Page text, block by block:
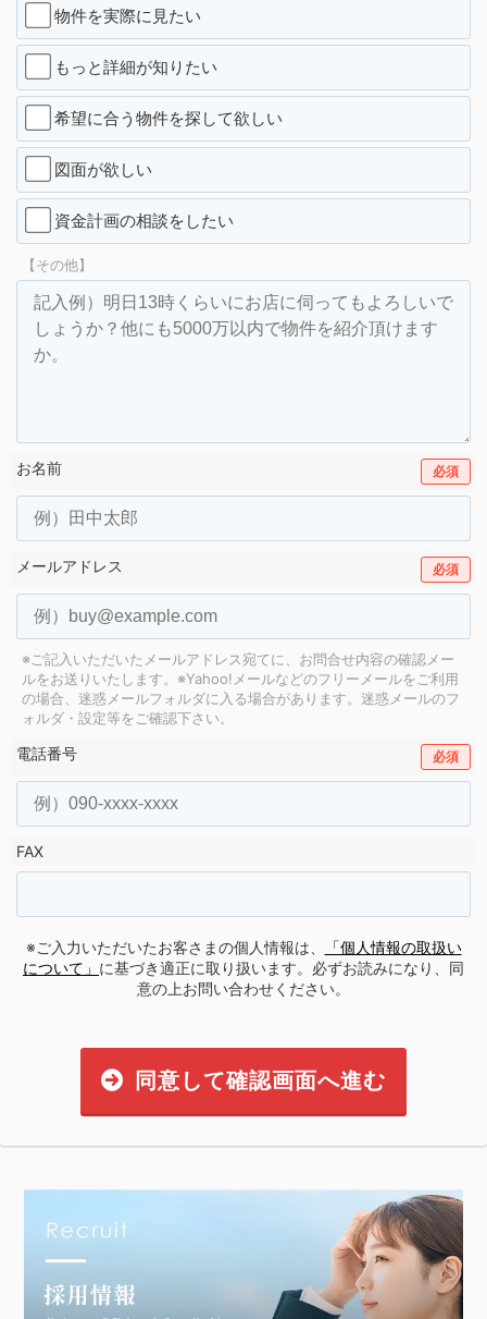
物件を実際に見たい
もっと詳細が知りたい
希望に合う物件を探して欲しい
図面が欲しい
資金計画の相談をしたい
【その他】
お名前 必須
メールアドレス 必須
※ご記入いただいたメールアドレス宛てに、お問合せ内容の確認メー
ルをお送りいたします。 ※Yahoo!メールなどのフリーメールをご利用
の場合、迷惑メールフォルダに入る場合があります。 迷惑メールのフ
ォルダ・設定等をご確認下さい。
電話番号 必須
FAX
※ご入力いただいたお客さまの個人情報は、
「個人情報の取扱い
について」 に基づき適正に取り扱います。必ずお読みになり、同
意の上お問い合わせください。
同意して確認画面へ進む